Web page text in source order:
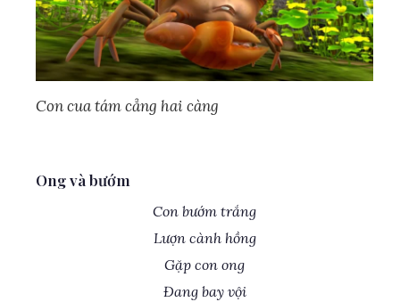
Con cua tám cẳng hai càng
Ong và bướm
Con bướm trắng
Lượn cành hồng
Gặp con ong
Đang bay vội